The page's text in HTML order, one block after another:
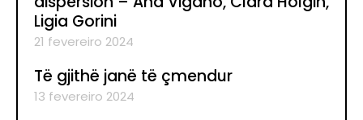
Ligia Gorini
21 fevereiro 2024
Të gjithë janë të çmendur
13 fevereiro 2024